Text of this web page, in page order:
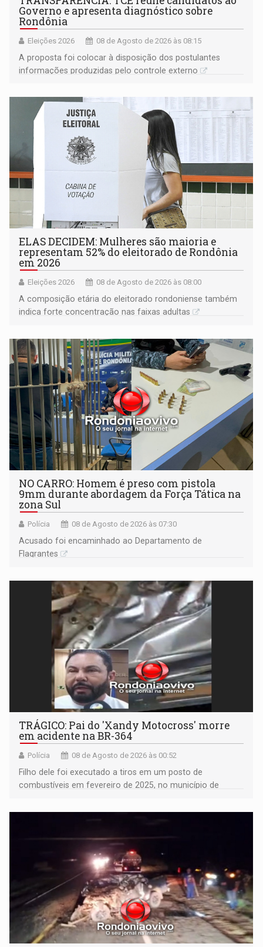
Governo e apresenta diagnóstico sobre
Rondônia
Eleições 2026 08 de Agosto de 2026 às 08:15
A proposta foi colocar à disposição dos postulantes
informações produzidas pelo controle externo
ELAS DECIDEM: Mulheres são maioria e
representam 52% do eleitorado de Rondônia
em 2026
Eleições 2026 08 de Agosto de 2026 às 08:00
A composição etária do eleitorado rondoniense também
indica forte concentração nas faixas adultas
NO CARRO: Homem é preso com pistola
9mm durante abordagem da Força Tática na
zona Sul
Polícia 08 de Agosto de 2026 às 07:30
Acusado foi encaminhado ao Departamento de
Flagrantes
TRÁGICO: Pai do 'Xandy Motocross' morre
em acidente na BR-364
Polícia 08 de Agosto de 2026 às 00:52
Filho dele foi executado a tiros em um posto de
combustíveis em fevereiro de 2025, no município de